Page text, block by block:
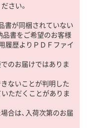
さい。
書が同梱されていない
品書をご希望のお客様
履歴よりＰＤＦファイ
のお届けではありま
ないことが判明した
ただくことがありま
合は、入荷次第のお届